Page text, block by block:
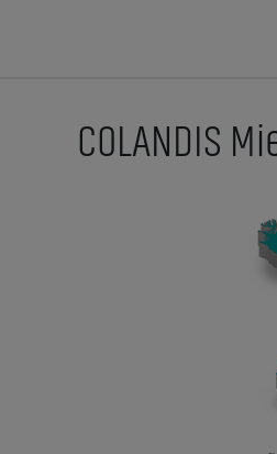
COLANDIS